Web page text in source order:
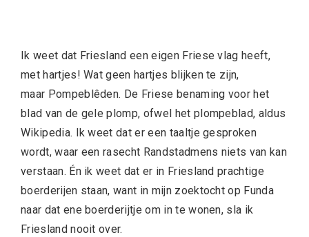
Ik weet dat Friesland een eigen Friese vlag heeft,
met hartjes! Wat geen hartjes blijken te zijn,
maar Pompeblêden. De Friese benaming voor het
blad van de gele plomp, ofwel het plompeblad, aldus
Wikipedia. Ik weet dat er een taaltje gesproken
wordt, waar een rasecht Randstadmens niets van kan
verstaan. Én ik weet dat er in Friesland prachtige
boerderijen staan, want in mijn zoektocht op Funda
naar dat ene boerderijtje om in te wonen, sla ik
Friesland nooit over.